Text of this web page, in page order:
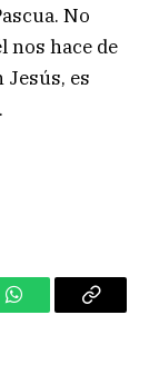
No
nos hace de
Jesús, es
WhatsAppCopy